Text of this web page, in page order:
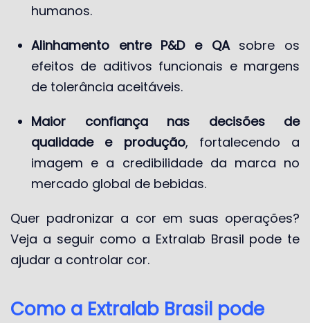
humanos.
Alinhamento entre P&D e QAsobre os
efeitos de aditivos funcionais e margens
de tolerância aceitáveis.
Maior confiança nas decisões de
qualidade e produção, fortalecendo a
imagem e a credibilidade da marca no
mercado global de bebidas.
Quer padronizar a cor em suas operações?
Veja a seguir como a Extralab Brasil pode te
ajudar a controlar cor.
Como a Extralab Brasil pode